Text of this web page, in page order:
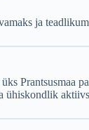
ja
Prantsusmaa
ühiskondlik